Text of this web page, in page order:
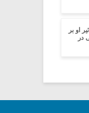
او بر
در